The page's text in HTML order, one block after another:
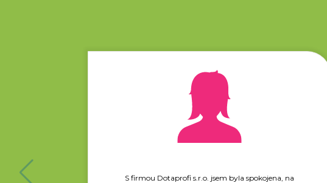
S firmou Dotaprofi s.r.o. jsem byla spokojena, na